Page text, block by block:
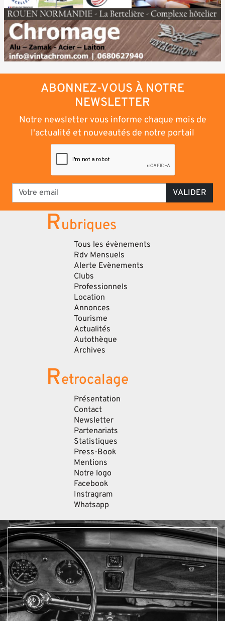
ABONNEZ-VOUS À NOTRE
NEWSLETTER
Notre newsletter vous informe chaque mois de
l'actualité et nouveautés de notre portail
VALIDER
Rubriques
Tous les évènements
Rdv Mensuels
Alerte Evènements
Clubs
Professionnels
Location
Annonces
Tourisme
Actualités
Autothèque
Archives
Retrocalage
Présentation
Contact
Newsletter
Partenariats
Statistiques
Press-Book
Mentions
Notre logo
Facebook
Instragram
Whatsapp